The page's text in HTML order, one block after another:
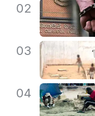
02
03
04